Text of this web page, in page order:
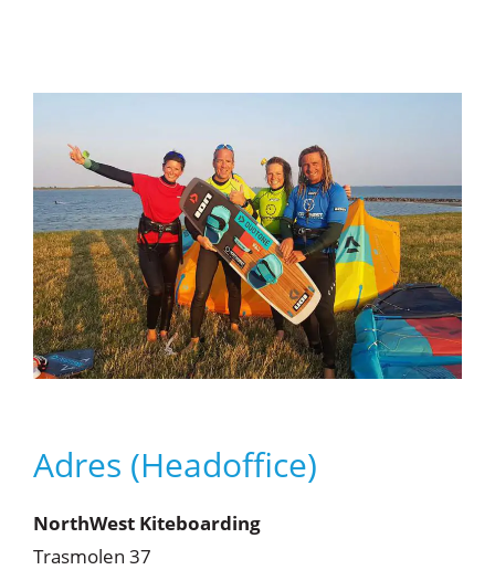
Adres (Headoffice)
NorthWest Kiteboarding
Trasmolen 37